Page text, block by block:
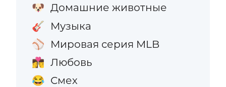
🐶 Домашние животные
🎸 Музыка
⚾ Мировая серия MLB
👩‍❤️‍💋‍👨 Любовь
😂 Смех